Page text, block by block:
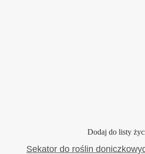
Dodaj do listy
Sekator do roślin